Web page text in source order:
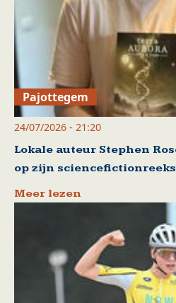
Pajottegem
24/07/2026 - 21:20
Lokale auteur Stephen
op zijn sciencefictionreeks
Meer lezen